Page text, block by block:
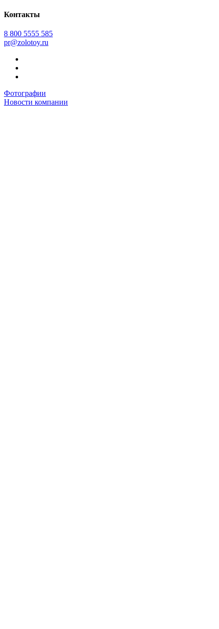
Контакты
8 800 5555 585
pr@zolotoy.ru
Фотографии
Новости компании